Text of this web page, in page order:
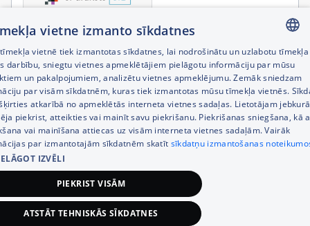
LATVIAN
RUSSIAN
ENGLISH
vietne izmanto sīkdatnes
vietnē tiek izmantotas sīkdatnes, lai nodrošinātu un uzlabotu tīmekļa
darbību, sniegtu vietnes apmeklētājiem pielāgotu informāciju par mūsu
un pakalpojumiem, analizētu vietnes apmeklējumu. Zemāk sniedzam
par visām sīkdatnēm, kuras tiek izmantotas mūsu tīmekļa vietnēs.
atkarībā no apmeklētās interneta vietnes sadaļas. Lietotājam
piekrist, atteikties vai mainīt savu piekrišanu. Piekrišanas sniegšana, kā
vai mainīšana attiecas uz visām interneta vietnes sadaļām. Vairāk
par izmantotajām sīkdatnēm skatīt sīkdatņu izmantošanas
IZVĒLI
PIEKRIST VISĀM
ATSTĀT TEHNISKĀS SĪKDATNES